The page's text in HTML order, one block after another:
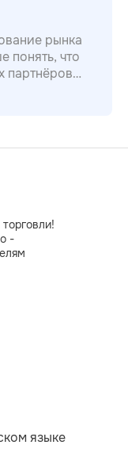
рынка
партнёров
-
языке